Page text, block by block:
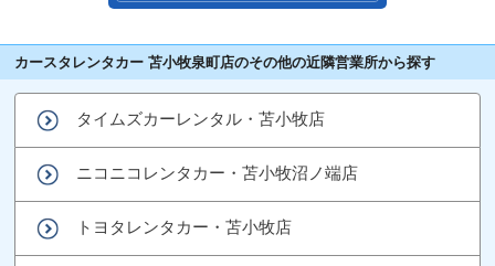
カースタレンタカー 苫小牧泉町店のその他の近隣営業所から探す
タイムズカーレンタル・苫小牧店
ニコニコレンタカー・苫小牧沼ノ端店
トヨタレンタカー・苫小牧店